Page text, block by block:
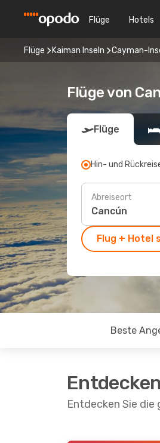
Flüge Hotels
Flüge Kaiman Inseln Cayman-
Flüge von
Flüge
Hin- und
Abreiseort
Flug + Hotel
Beste
Entdecken Sie